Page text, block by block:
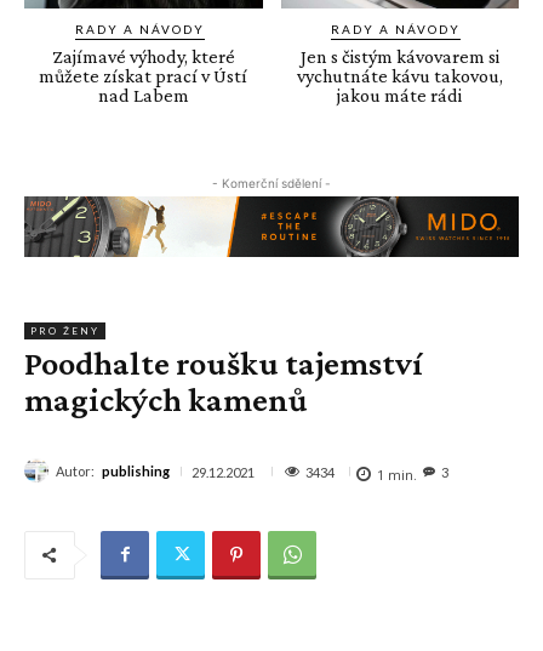
RADY A NÁVODY
Zajímavé výhody, které
můžete získat prací v Ústí
nad Labem
RADY A NÁVODY
Jen s čistým kávovarem si
vychutnáte kávu takovou,
jakou máte rádi
- Komerční sdělení -